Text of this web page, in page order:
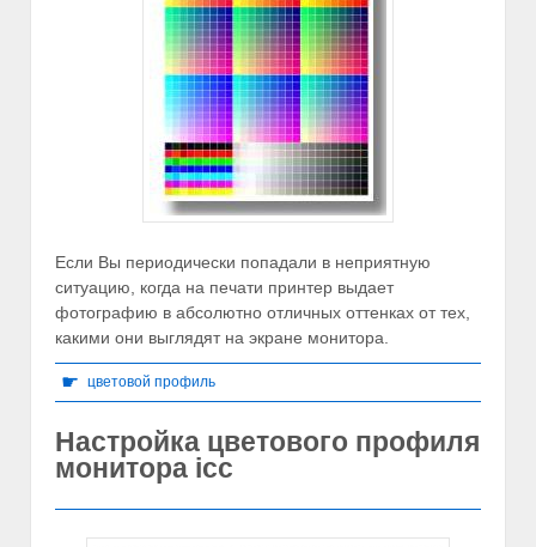
Если Вы периодически попадали в неприятную
ситуацию, когда на печати принтер выдает
фотографию в абсолютно отличных оттенках от тех,
какими они выглядят на экране монитора.
☛ цветовой профиль
Настройка цветового профиля
монитора icc